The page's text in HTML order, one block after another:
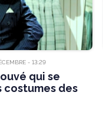
- 13:29
qui se
costumes des